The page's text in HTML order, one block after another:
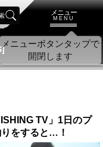
メニュー
MENU
TV」1日のプ
をすると…！